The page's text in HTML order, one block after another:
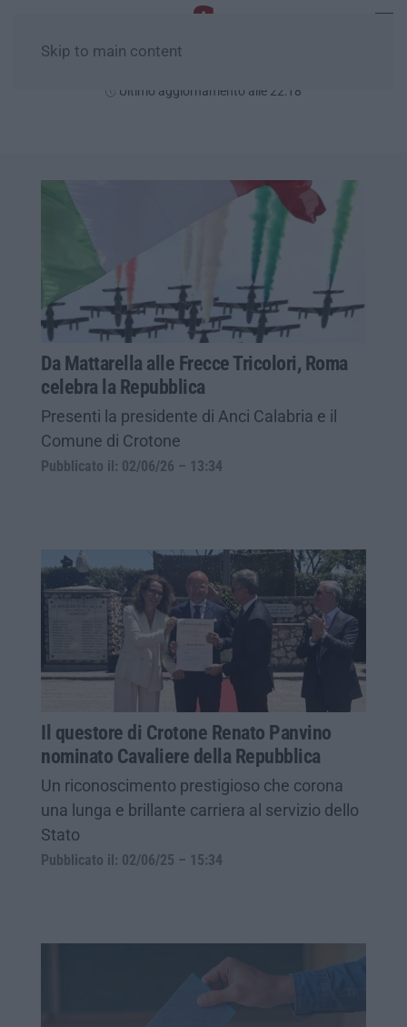
Skip to main content
Ultimo aggiornamento alle 22:18
Da Mattarella alle Frecce Tricolori, Roma
celebra la Repubblica
Presenti la presidente di Anci Calabria e il
Comune di Crotone
Pubblicato il: 02/06/26 – 13:34
Il questore di Crotone Renato Panvino
nominato Cavaliere della Repubblica
Un riconoscimento prestigioso che corona
una lunga e brillante carriera al servizio dello
Stato
Pubblicato il: 02/06/25 – 15:34